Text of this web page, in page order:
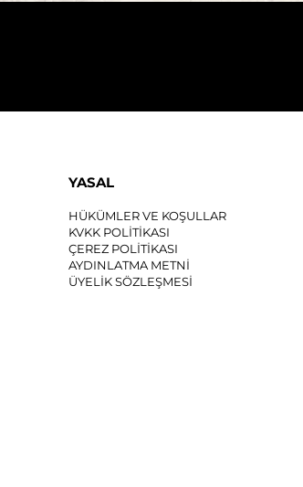
YASAL
HÜKÜMLER VE KOŞULLAR
KVKK POLİTİKASI
ÇEREZ POLİTİKASI
AYDINLATMA METNİ
ÜYELİK SÖZLEŞMESİ